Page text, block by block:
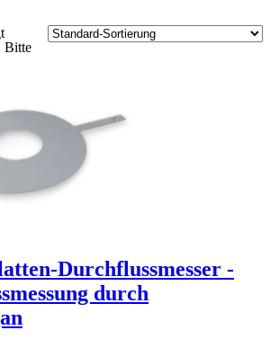
Bitte
Durchflussmesser -
durch